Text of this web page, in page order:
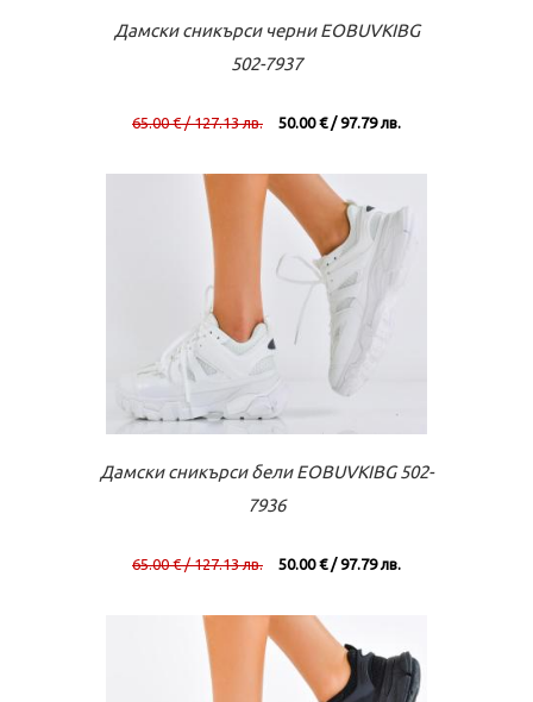
Виж повече
Дамски сникърси черни EOBUVKIBG
502-7937
65.00 € / 127.13 лв. 50.00 € / 97.79 лв.
Виж повече
Дамски сникърси бели EOBUVKIBG 502-
7936
65.00 € / 127.13 лв. 50.00 € / 97.79 лв.